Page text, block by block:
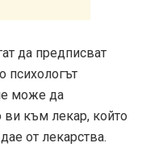
да предписват
психологът
може да
към лекар, който
от лекарства.